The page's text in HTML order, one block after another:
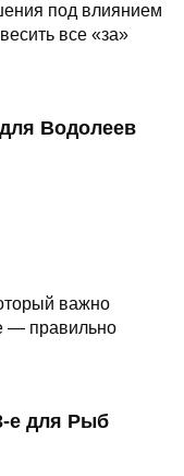
под влиянием
все «за»
Водолеев
важно
— правильно
е для Рыб